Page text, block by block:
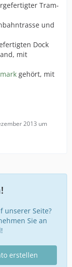
Tram-
und
Dock
mit
gehört, mit
2013 um
unserer Seite?
Sie an
erstellen